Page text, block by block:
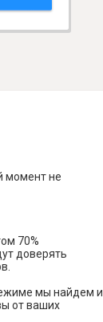
момент не
70%
доверять
мы найдем и
от ваших